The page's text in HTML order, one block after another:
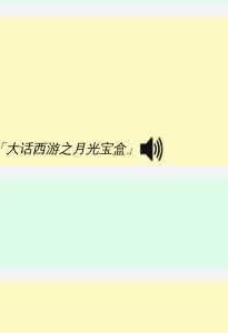
「大话西游之月光宝盒」